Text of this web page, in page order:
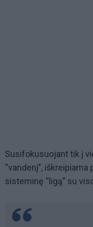
Susifokusuojant tik į
“vandenį”,
sisteminę “ligą” su